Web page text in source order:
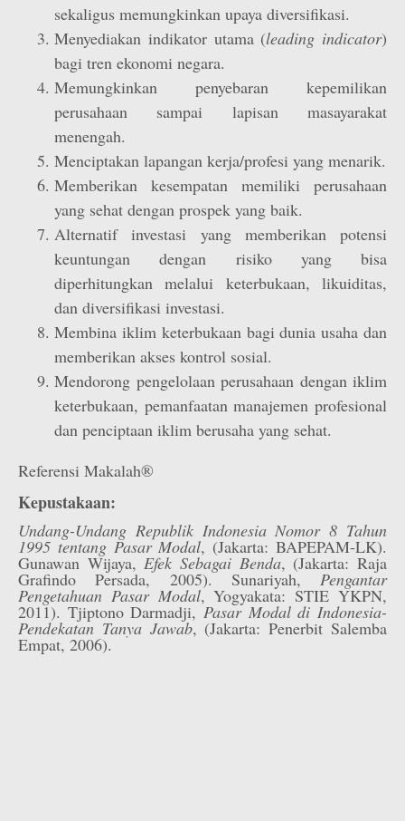
sekaligus memungkinkan upaya diversifikasi.
Menyediakan indikator utama (leading indicator)
bagi tren ekonomi negara.
Memungkinkan penyebaran kepemilikan
perusahaan sampai lapisan masayarakat
menengah.
Menciptakan lapangan kerja/profesi yang menarik.
Memberikan kesempatan memiliki perusahaan
yang sehat dengan prospek yang baik.
Alternatif investasi yang memberikan potensi
keuntungan dengan risiko yang bisa
diperhitungkan melalui keterbukaan, likuiditas,
dan diversifikasi investasi.
Membina iklim keterbukaan bagi dunia usaha dan
memberikan akses kontrol sosial.
Mendorong pengelolaan perusahaan dengan iklim
keterbukaan, pemanfaatan manajemen profesional
dan penciptaan iklim berusaha yang sehat.
Referensi Makalah®
Kepustakaan:
Undang-Undang Republik Indonesia Nomor 8 Tahun
1995 tentang Pasar Modal, (Jakarta: BAPEPAM-LK).
Gunawan Wijaya,Efek Sebagai Benda, (Jakarta: Raja
Grafindo Persada, 2005). Sunariyah, Pengantar
Pengetahuan Pasar Modal, Yogyakata: STIE YKPN,
2011). Tjiptono Darmadji,Pasar Modal di Indonesia-
Pendekatan Tanya Jawab, (Jakarta: Penerbit Salemba
Empat, 2006).